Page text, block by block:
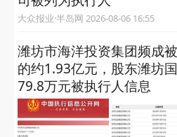
大众报业·半岛网 2026-08-06 16:55
潍坊市海洋投资集团频成
的约1.93亿元，股东潍坊
79.8万元被执行人信息